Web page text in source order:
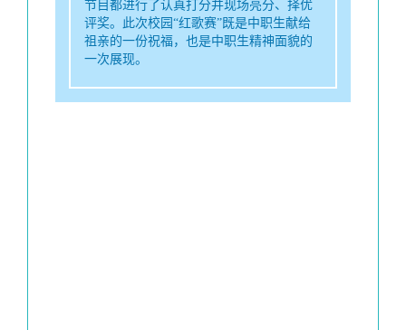
节目都进行了认真打分并现场亮分、择优
评奖。此次校园“红歌赛”既是中职生献给
祖亲的一份祝福，也是中职生精神面貌的
一次展现。